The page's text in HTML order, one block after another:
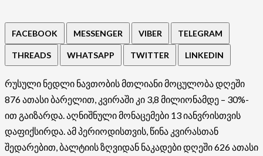
FACEBOOK MESSENGER VIBER TELEGRAM
THREADS WHATSAPP TWITTER LINKEDIN
რუსული ნედლი ნავთობის მთლიანი მოცულობა დღეში
876 ათასი ბარელით, კვირაში კი 3,8 მილიონამდე – 30%-
ით გაიზარდა. აღნიშნული მონაცემები 13 იანვრისთვის
დაფიქსირდა. ამ პერიოდისთვის, წინა კვირასთან
შედარებით, ბალტიის ზღვიდან ნაკადები დღეში 626 ათასი